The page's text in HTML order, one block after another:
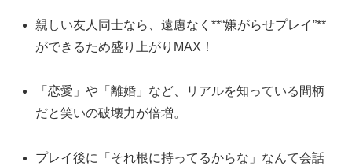
親しい友人同士なら、遠慮なく**“嫌がらせプレイ”**
ができるため盛り上がりMAX！
「恋愛」や「離婚」など、リアルを知っている間柄
だと笑いの破壊力が倍増。
プレイ後に「それ根に持ってるからな」なんて会話